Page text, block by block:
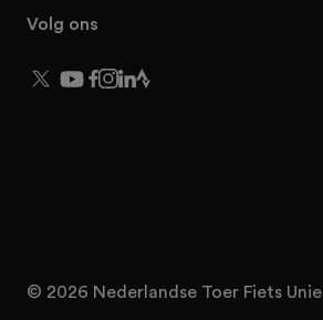
Volg ons
© 2026 Nederlandse Toer Fiets Unie